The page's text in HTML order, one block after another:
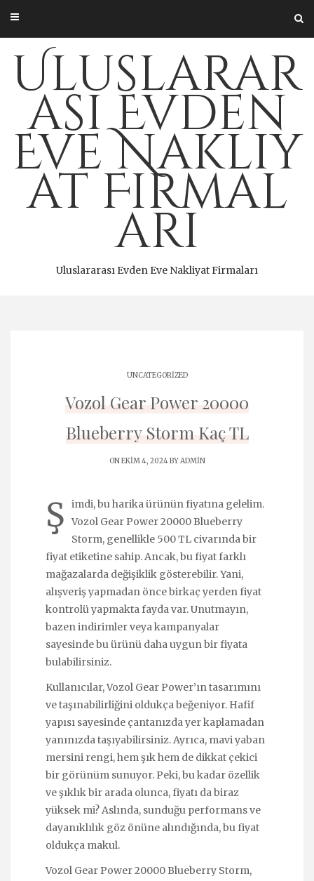
content
Uluslarar
ası Evden
Eve Nakliy
at Firmal
arı
Uluslararası Evden Eve Nakliyat Firmaları
UNCATEGORIZED
Vozol Gear Power 20000
Blueberry Storm Kaç TL
ON EKIM 4, 2024 BYADMIN
Ş
imdi, bu harika ürünün fiyatına gelelim.
Vozol Gear Power 20000 Blueberry
Storm, genellikle 500 TL civarında bir
fiyat etiketine sahip. Ancak, bu fiyat farklı
mağazalarda değişiklik gösterebilir. Yani,
alışveriş yapmadan önce birkaç yerden fiyat
kontrolü yapmakta fayda var. Unutmayın,
bazen indirimler veya kampanyalar
sayesinde bu ürünü daha uygun bir fiyata
bulabilirsiniz.
Kullanıcılar, Vozol Gear Power’ın tasarımını
ve taşınabilirliğini oldukça beğeniyor. Hafif
yapısı sayesinde çantanızda yer kaplamadan
yanınızda taşıyabilirsiniz. Ayrıca, mavi yaban
mersini rengi, hem şık hem de dikkat çekici
bir görünüm sunuyor. Peki, bu kadar özellik
ve şıklık bir arada olunca, fiyatı da biraz
yüksek mi? Aslında, sunduğu performans ve
dayanıklılık göz önüne alındığında, bu fiyat
oldukça makul.
Vozol Gear Power 20000 Blueberry Storm,